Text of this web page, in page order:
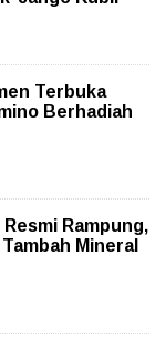
Terbuka
Berhadiah
Rampung,
Mineral